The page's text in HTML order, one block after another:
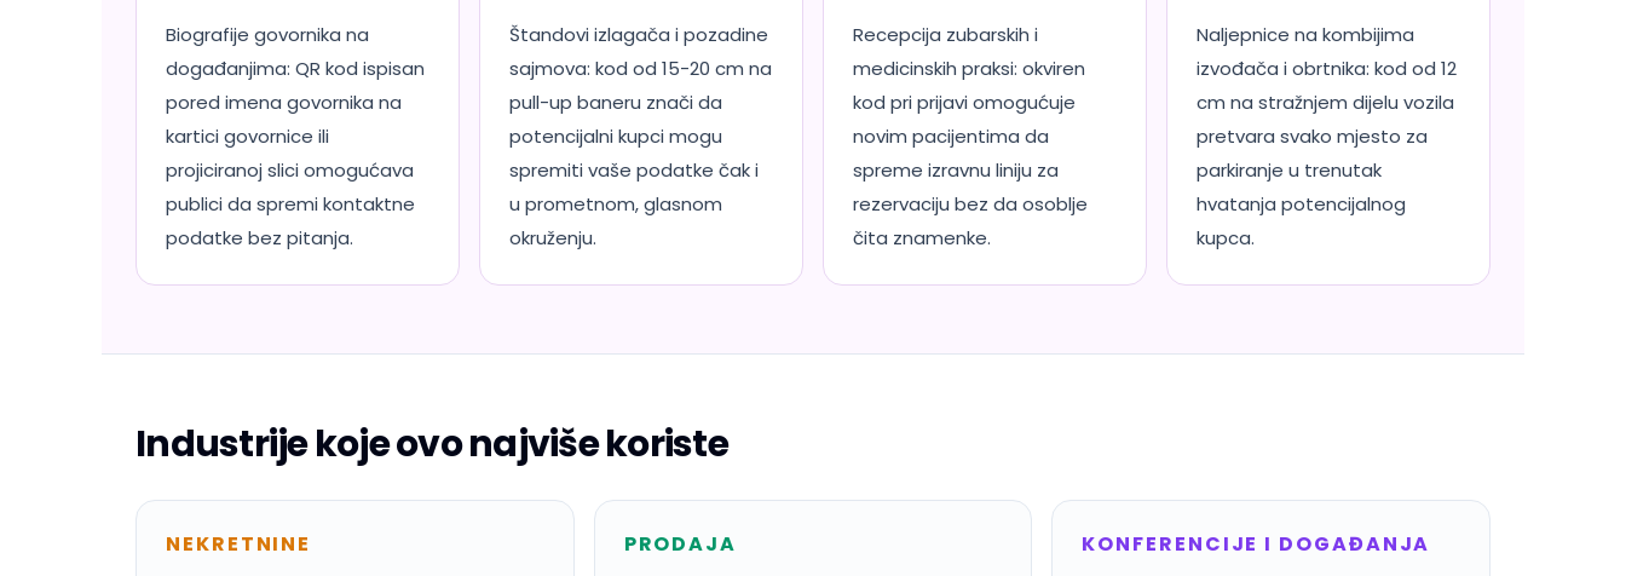
Biografije govornika na
događanjima: QR kod ispisan
pored imena govornika na
kartici govornice ili
projiciranoj slici omogućava
publici da spremi kontaktne
podatke bez pitanja.
Štandovi izlagača i pozadine
sajmova: kod od 15-20 cm na
pull-up baneru znači da
potencijalni kupci mogu
spremiti vaše podatke čak i
u prometnom, glasnom
okruženju.
Recepcija zubarskih i
medicinskih praksi: okviren
kod pri prijavi omogućuje
novim pacijentima da
spreme izravnu liniju za
rezervaciju bez da osoblje
čita znamenke.
Naljepnice na kombijima
izvođača i obrtnika: kod od 12
cm na stražnjem dijelu vozila
pretvara svako mjesto za
parkiranje u trenutak
hvatanja potencijalnog
kupca.
Industrije koje ovo najviše koriste
NEKRETNINE PRODAJA KONFERENCIJE I DOGAĐANJA